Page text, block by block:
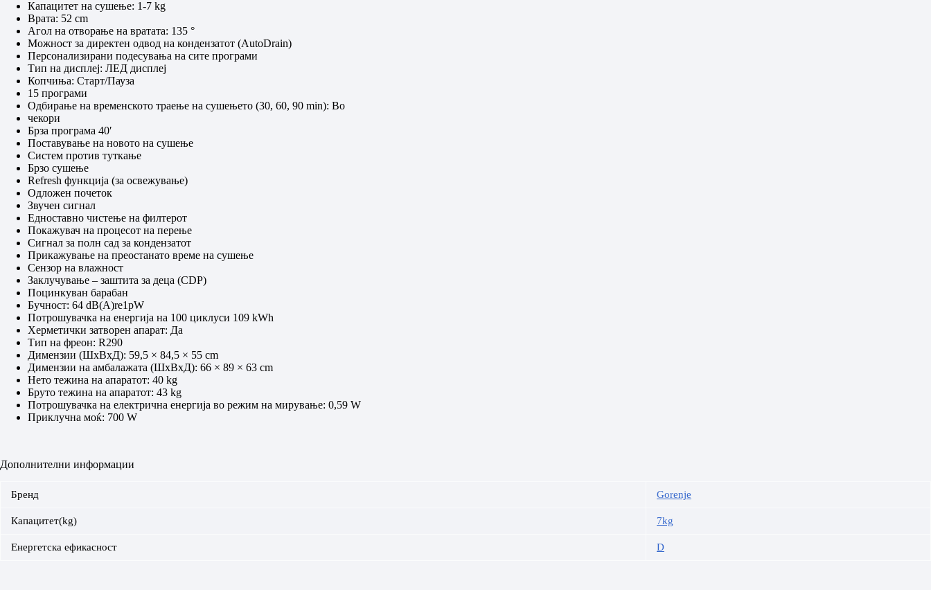
Капацитет на сушење: 1-7 kg
Врата: 52 cm
Агол на отвoрање на вратата: 135 °
Можност за директен одвод на кондензатот (AutoDrain)
Персонализирани подесувања на сите програми
Тип на дисплеј: ЛЕД дисплеј
Копчиња: Старт/Пауза
15 програми
Одбирање на временското траење на сушењето (30, 60, 90 min): Во
чекори
Брза програма 40′
Поставување на новото на сушење
Систем против туткање
Брзо сушење
Refresh функција (за освежување)
Одложен почеток
Звучен сигнал
Едноставно чистење на филтерот
Покажувач на процесот на перење
Сигнал за полн сад за кондензатот
Прикажување на преостанато време на сушење
Сензор на влажност
Заклучување – заштита за деца (CDP)
Поцинкуван барабан
Бучност: 64 dB(A)re1pW
Потрошувачка на енергија на 100 циклуси 109 kWh
Херметички затворен апарат: Да
Тип на фреон: R290
Димензии (ШxВxД): 59,5 × 84,5 × 55 cm
Димензии на амбалажата (ШxВxД): 66 × 89 × 63 cm
Нето тежина на апаратот: 40 kg
Бруто тежина на апаратот: 43 kg
Потрошувачка на електрична енергија во режим на мирување: 0,59 W
Приклучна моќ: 700 W
Дополнителни информации
Бренд Gorenje
Капацитет(kg) 7kg
Енергетска ефикасност D